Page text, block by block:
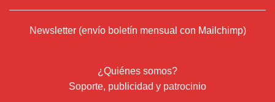
Newsletter (envío boletín mensual con Mailchimp)
¿Quiénes somos?
Soporte, publicidad y patrocinio